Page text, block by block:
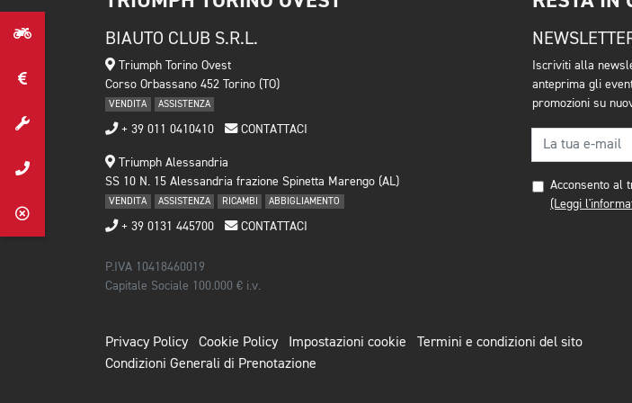
BIAUTO CLUB S.R.L.
Triumph Torino Ovest
Corso Orbassano 452 Torino (TO)
VENDITA ASSISTENZA
+ 39 011 0410410 CONTATTACI
Triumph Alessandria
SS 10 N. 15 Alessandria frazione Spinetta Marengo (AL)
VENDITA ASSISTENZA RICAMBI ABBIGLIAMENTO
+ 39 0131 445700 CONTATTACI
P.IVA 10418460019
Capitale Sociale 100.000 € i.v.
Iscriviti alla
anteprima gli
promozioni su
Acconsento al
(Leggi
Privacy Policy Cookie Policy Impostazioni cookie
Termini e condizioni del sito
Condizioni Generali di Prenotazione